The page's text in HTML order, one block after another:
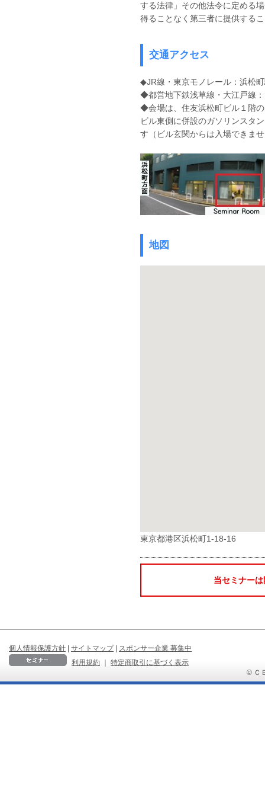
する法律」その他法令に定める
得ることなく第三者に提供する
交通アクセス
◆JR線・東京モノレール：浜松
◆都営地下鉄浅草線・大江戸線
◆会場は、住友浜松町ビル１階
ビル東側に併設のガソリンスタ
す（ビル玄関からは入場できま
地図
東京都港区浜松町1-18-16
当セミナー
個人情報保護方針 | サイトマップ | スポンサー企業 募集中
利用規約
｜
特定商取引に基づく表示
© Ｃ